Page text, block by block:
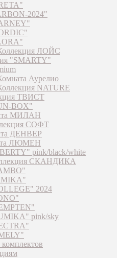
2024"
ЛОЙС
"SMARTY"
Аурелио
NATURE
ТВИСТ
BOX"
МИЛАН
СОФТ
ДЕНВЕР
ЛЮМЕН
pink/black/white
СКАНДИКА
2024
pink/sky